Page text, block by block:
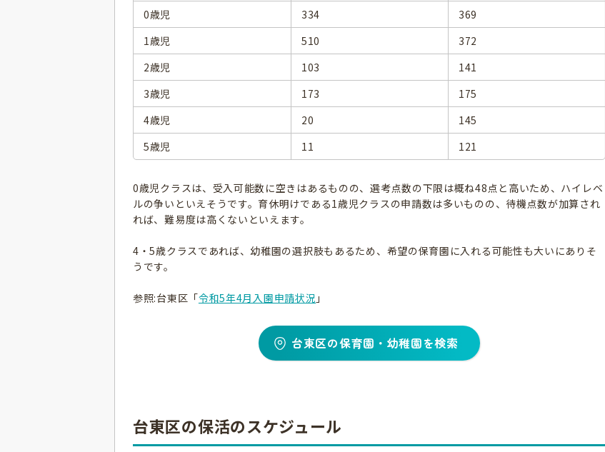
0歳児
334
369
1歳児
510
372
2歳児
103
141
3歳児
173
175
4歳児
20
145
5歳児
11 121
0歳児クラスは、受入可能数に空きはあるものの、選考点数の下限は概ね48点と高いため、ハイレベ
ルの争いといえそうです。育休明けである1歳児クラスの申請数は多いものの、待機点数が加算され
れば、難易度は高くないといえます。
4・5歳クラスであれば、幼稚園の選択肢もあるため、希望の保育園に入れる可能性も大いにありそ
うです。
参照:台東区「令和5年4月入園申請状況 」
台東区の保育園・幼稚園を検索
台東区の保活のスケジュール